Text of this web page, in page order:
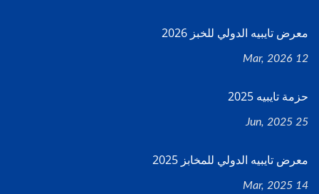
معرض تايبيه الدولي للخبز 2026
12 Mar, 2026
حزمة تايبيه 2025
25 Jun, 2025
معرض تايبيه الدولي للمخابز 2025
14 Mar, 2025